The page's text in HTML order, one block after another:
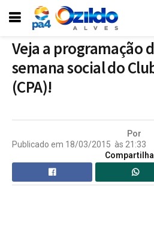
Veja a programação
semana social do
(CPA)!
Por
Publicado em 18/03/2015 às 21:33